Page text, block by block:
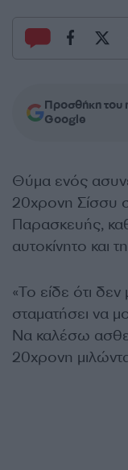
Προσθήκη του
Google
Θύμα ενός
20χρονη Σίσσυ
Παρασκευής,
αυτοκίνητο και
«Το είδε ότι
σταματήσει να
Να καλέσω
20χρονη